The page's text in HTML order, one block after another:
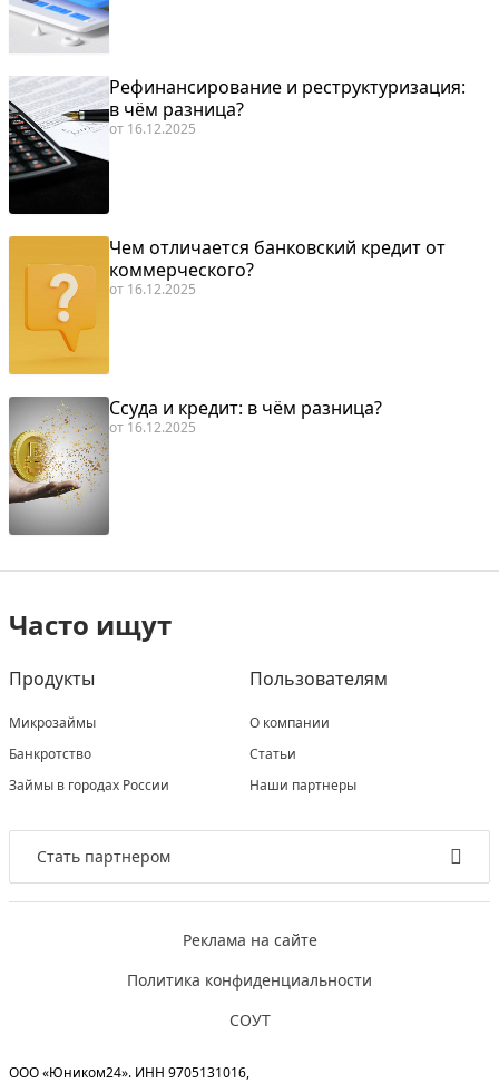
Рефинансирование и реструктуризация:
в чём разница?
от 16.12.2025
Чем отличается банковский кредит от
коммерческого?
от 16.12.2025
Ссуда и кредит: в чём разница?
от 16.12.2025
Часто ищут
Продукты
Микрозаймы
Банкротство
Займы в городах России
Пользователям
О компании
Статьи
Наши партнеры
Стать партнером
Реклама на сайте
Политика конфиденциальности
СОУТ
ООО «Юником24». ИНН 9705131016,